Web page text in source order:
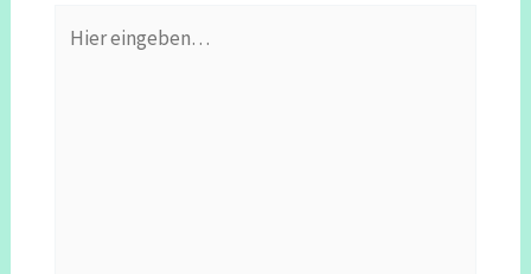
eingeben…